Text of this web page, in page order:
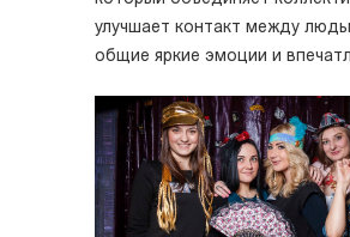
улучшает контакт между
общие яркие эмоции и